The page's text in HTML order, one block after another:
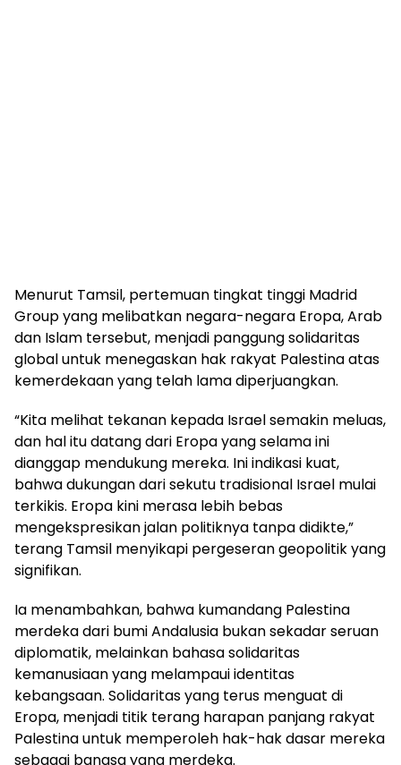
Menurut Tamsil, pertemuan tingkat tinggi Madrid
Group yang melibatkan negara-negara Eropa, Arab
dan Islam tersebut, menjadi panggung solidaritas
global untuk menegaskan hak rakyat Palestina atas
kemerdekaan yang telah lama diperjuangkan.
“Kita melihat tekanan kepada Israel semakin meluas,
dan hal itu datang dari Eropa yang selama ini
dianggap mendukung mereka. Ini indikasi kuat,
bahwa dukungan dari sekutu tradisional Israel mulai
terkikis. Eropa kini merasa lebih bebas
mengekspresikan jalan politiknya tanpa didikte,”
terang Tamsil menyikapi pergeseran geopolitik yang
signifikan.
Ia menambahkan, bahwa kumandang Palestina
merdeka dari bumi Andalusia bukan sekadar seruan
diplomatik, melainkan bahasa solidaritas
kemanusiaan yang melampaui identitas
kebangsaan. Solidaritas yang terus menguat di
Eropa, menjadi titik terang harapan panjang rakyat
Palestina untuk memperoleh hak-hak dasar mereka
sebagai bangsa yang merdeka.